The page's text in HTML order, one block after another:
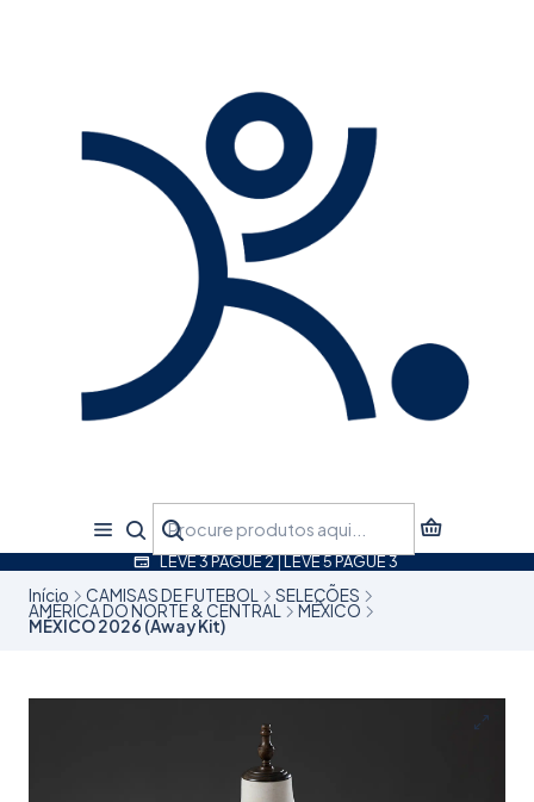
LEVE 3 PAGUE 2 | LEVE 5 PAGUE 3
Início CAMISAS DE FUTEBOL SELEÇÕES
AMÉRICA DO NORTE & CENTRAL MÉXICO
MÉXICO 2026 (Away Kit)